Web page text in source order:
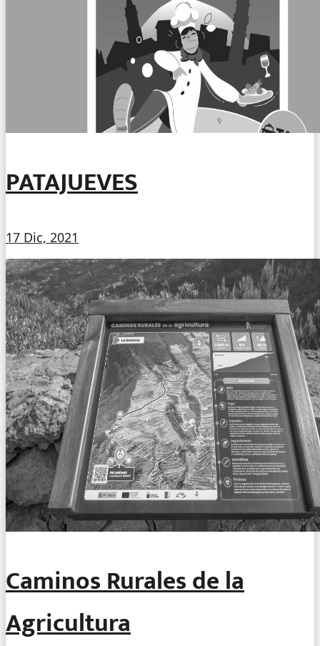
PATAJUEVES
17 Dic, 2021
Caminos Rurales de la
Agricultura